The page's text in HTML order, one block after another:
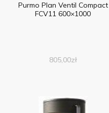
Purmo Plan Ventil Compact
FCV11 600×1000
805,00zł